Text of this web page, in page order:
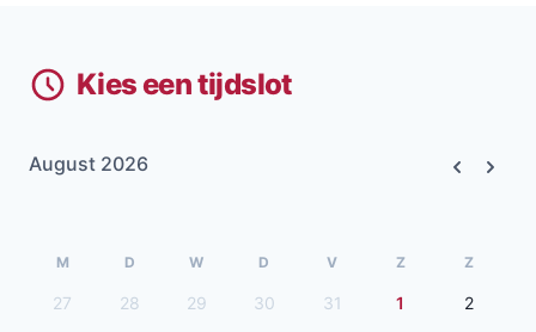
Kies een tijdslot
August 2026
M D W D V Z Z
27 28 29 30 31 1 2